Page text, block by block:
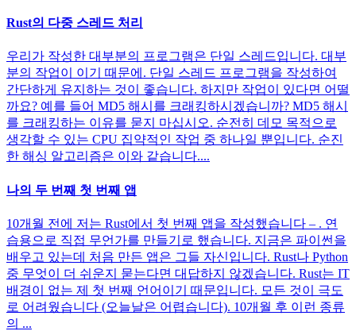
Rust의 다중 스레드 처리
우리가 작성한 대부분의 프로그램은 단일 스레드입니다. 대부
분의 작업이 이기 때문에. 단일 스레드 프로그램을 작성하여
간단하게 유지하는 것이 좋습니다. 하지만 작업이 있다면 어떨
까요? 예를 들어 MD5 해시를 크래킹하시겠습니까? MD5 해시
를 크래킹하는 이유를 묻지 마십시오. 순전히 데모 목적으로
생각할 수 있는 CPU 집약적인 작업 중 하나일 뿐입니다. 순진
한 해싱 알고리즘은 이와 같습니다....
나의 두 번째 첫 번째 앱
10개월 전에 저는 Rust에서 첫 번째 앱을 작성했습니다 – . 연
습용으로 직접 무언가를 만들기로 했습니다. 지금은 파이썬을
배우고 있는데 처음 만든 앱은 그들 자신입니다. Rust나 Python
중 무엇이 더 쉬운지 묻는다면 대답하지 않겠습니다. Rust는 IT
배경이 없는 제 첫 번째 언어이기 때문입니다. 모든 것이 극도
로 어려웠습니다 (오늘날은 어렵습니다). 10개월 후 이런 종류
의 ...